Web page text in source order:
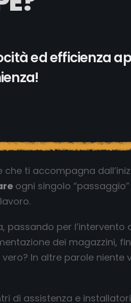
ed efficienza
che ti accompagna
ogni singolo
passando per l’intervento
dei magazzini,
vero? In altre parole niente
di assistenza e